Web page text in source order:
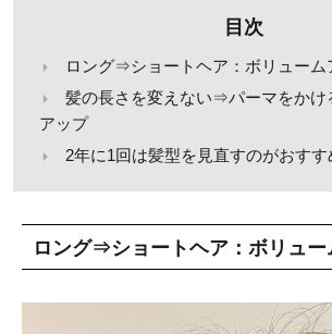
目次
ロング⇒ショートヘア：ボリューム
髪の長さを変えない⇒パーマをかけ
アップ
2年に1回は髪型を見直すのがおすす
ロング⇒ショートヘア：ボリュー